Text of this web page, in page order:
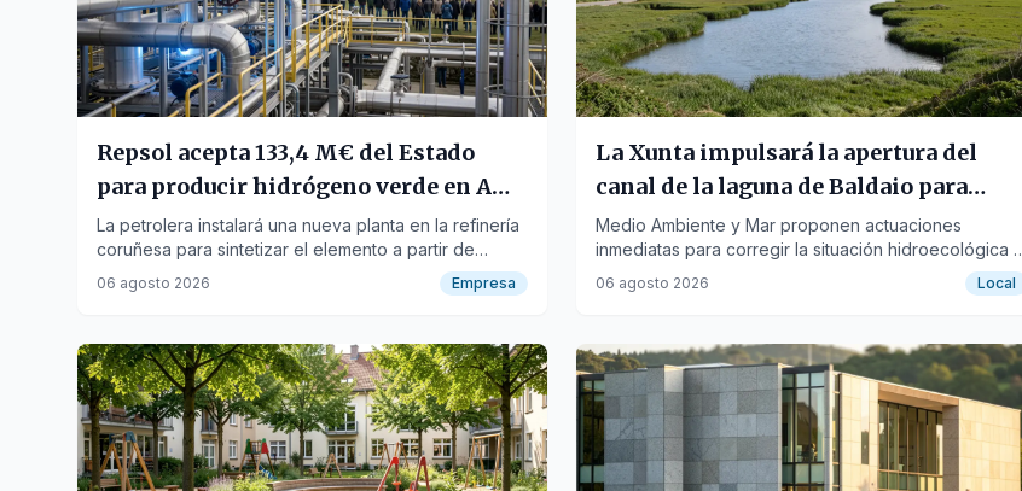
Repsol acepta 133,4 M€ del Estado
para producir hidrógeno verde en A
Coruña
La petrolera instalará una nueva planta en la refinería
coruñesa para sintetizar el elemento a partir de
energías renovables.
06 agosto 2026 Empresa
La Xunta impulsará la apertura del
canal de la laguna de Baldaio para
mejorar su salud
Medio Ambiente y Mar proponen actuaciones
inmediatas para corregir la situación hidroecológica y
proteger los hábitats y la actividad marisquera.
06 agosto 2026 Local